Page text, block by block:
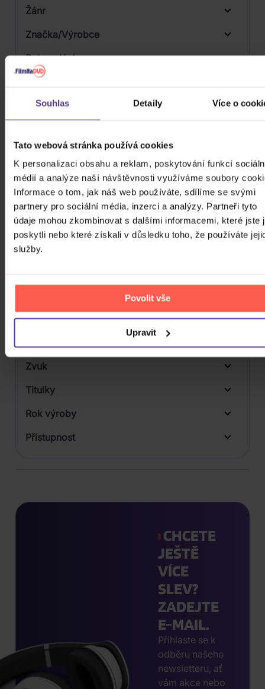
Souhlas Detaily Více o
Tato webová stránka používá cookies
K personalizaci obsahu a reklam, poskytování funkcí
médií a analýze naší návštěvnosti využíváme soubory
Informace o tom, jak náš web používáte, sdílíme se svými
partnery pro sociální média, inzerci a analýzy. Partneři tyto
údaje mohou zkombinovat s dalšími informacemi, které jste
poskytli nebo které získali v důsledku toho, že používáte
služby.
Povolit vše
Upravit
Žánr
Značka/Výrobce
Rok vydání
Druh média
CD
Vinyl
1
Počet MC
Počet DVD
Počet BD
Počet vinyl
Formát média
Zvuk
Titulky
Rok výroby
Přístupnost
CHCETE
JEŠTĚ
VÍCE
SLEV?
ZADEJTE
E-MAIL.
Přihlaste se k
odběru našeho
newsletteru, ať
vám akce nebo